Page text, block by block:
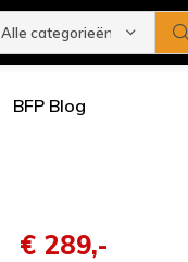
Alle categorieën
BFP Blog
€ 289,-